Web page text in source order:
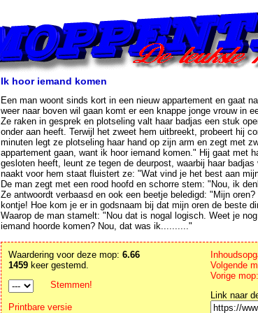
Ik hoor iemand komen
Een man woont sinds kort in een nieuw appartement en gaat
weer naar boven wil gaan komt er een knappe jonge vrouw in
Ze raken in gesprek en plotseling valt haar badjas een stuk
onder aan heeft. Terwijl het zweet hem uitbreekt, probeert hij
minuten legt ze plotseling haar hand op zijn arm en zegt met
appartement gaan, want ik hoor iemand komen." Hij gaat met
gesloten heeft, leunt ze tegen de deurpost, waarbij haar
naakt voor hem staat fluistert ze: "Wat vind je het best aan
De man zegt met een rood hoofd en schorre stem: "Nou, ik
Ze antwoordt verbaasd en ook een beetje beledigd: "Mijn
kontje! Hoe kom je er in godsnaam bij dat mijn oren de beste
Waarop de man stamelt: "Nou dat is nogal logisch. Weet je
iemand hoorde komen? Nou, dat was ik.........."
Waardering voor deze mop: 6.66
1459 keer gestemd.
Stemmen!
Printbare versie
Volgende
Vorige
Link naar